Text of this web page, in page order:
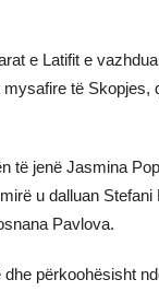
e Latifit e
të Skopjes,
të jenë Jasmina
u dalluan
Pavlova.
përkoohësisht